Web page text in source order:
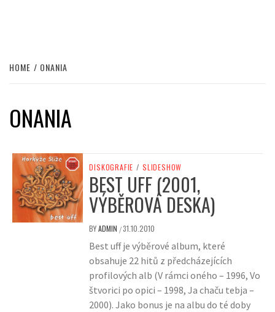
HOME ONANIA
ONANIA
DISKOGRAFIE / SLIDESHOW
BEST UFF (2001,
VÝBĚROVÁ DESKA)
BYADMIN /31.10.2010
Best uff je výběrové album, které
obsahuje 22 hitů z předcházejících
profilových alb (V rámci oného – 1996, Vo
štvorici po opici – 1998, Ja chaču tebja –
2000). Jako bonus je na albu do té doby